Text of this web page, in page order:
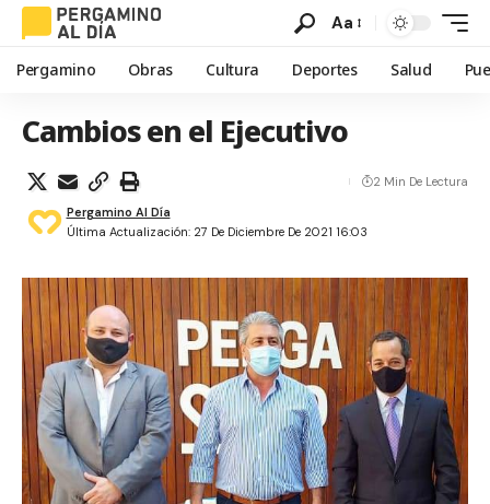
Aa
Pergamino Obras Cultura Deportes Salud
Cambios en el Ejecutivo
Última Actualización: 27 De Diciembre De 2021 16:03
Pergamino Al Día
2 Min De Lectura